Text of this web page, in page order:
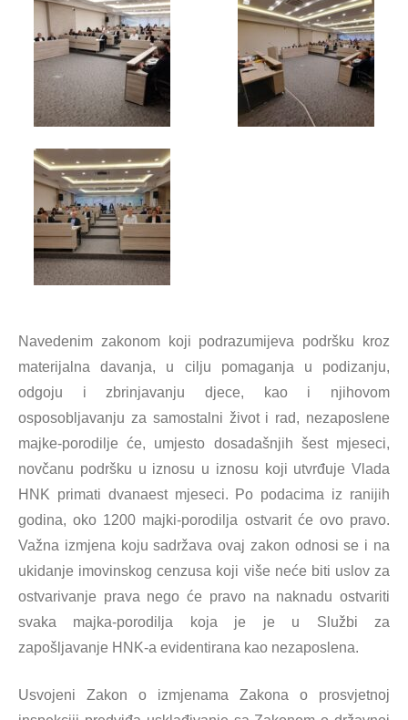
Navedenim zakonom koji podrazumijeva podršku kroz
materijalna davanja, u cilju pomaganja u podizanju,
odgoju i zbrinjavanju djece, kao i njihovom
osposobljavanju za samostalni život i rad, nezaposlene
majke-porodilje će, umjesto dosadašnjih šest mjeseci,
novčanu podršku u iznosu u iznosu koji utvrđuje Vlada
HNK primati dvanaest mjeseci. Po podacima iz ranijih
godina, oko 1200 majki-porodilja ostvarit će ovo pravo.
Važna izmjena koju sadržava ovaj zakon odnosi se i na
ukidanje imovinskog cenzusa koji više neće biti uslov za
ostvarivanje prava nego će pravo na naknadu ostvariti
svaka majka-porodilja koja je je u Službi za
zapošljavanje HNK-a evidentirana kao nezaposlena.
Usvojeni Zakon o izmjenama Zakona o prosvjetnoj